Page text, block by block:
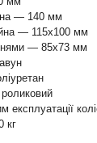
— 140 мм
— 115х100 мм
— 85х73 мм
експлуатації
кг